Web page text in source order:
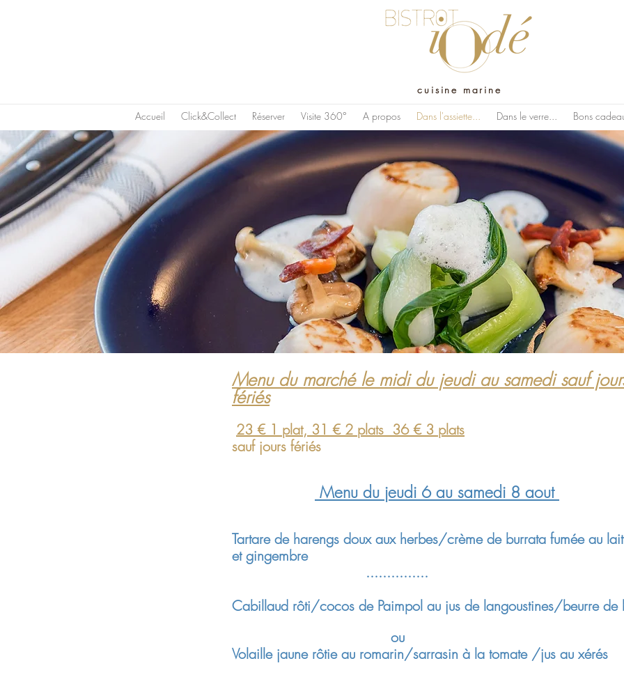
cuisine marine
Accueil
Click&Collect Réserver Visite 360° A propos Dans l'assiette... Dans le verre... Bons
Menu du marché le midi du jeudi au samedi sauf
fériés
23 € 1 plat, 31 € 2 plats 36 € 3 plats
sauf jours fériés
Menu du jeudi 6 au samedi 8 aout
Tartare de harengs doux aux herbes/crème de burrata fumée au
et gingembre
...............
Cabillaud rôti/cocos de Paimpol au jus de langoustines/beurre de
ou
Volaille jaune rôtie au romarin/sarrasin à la tomate /jus au xérés